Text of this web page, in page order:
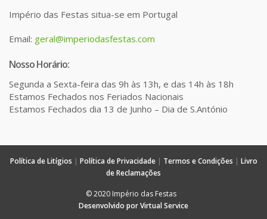
Império das Festas situa-se em Portugal
Email: geral@imperiodasfestas.com
Nosso Horário:
Segunda a Sexta-feira das 9h às 13h, e das 14h às 18h
Estamos Fechados nos Feriados Nacionais
Estamos Fechados dia 13 de Junho – Dia de S.António
Política de Litígios | Política de Privacidade| Termos e Condições | Livro
de Reclamações
© 2020 Império das Festas
Desenvolvido por Virtual Service